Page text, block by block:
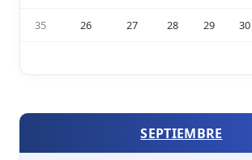
35 26 27 28 29 30
SEPTIEMBRE